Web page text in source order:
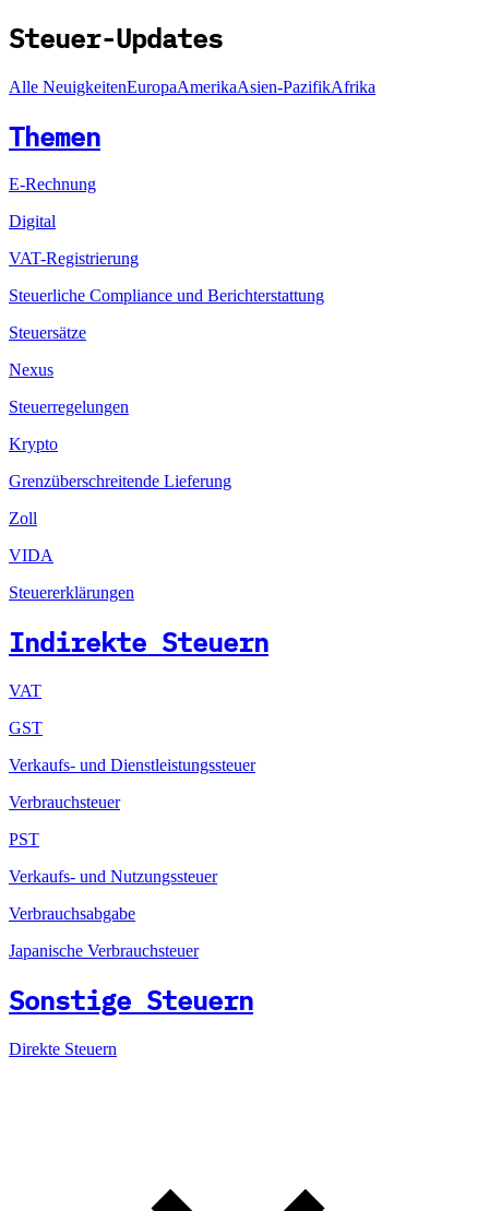
Steuer-Updates
Alle NeuigkeitenEuropaAmerikaAsien-PazifikAfrika
Themen
E-Rechnung
Digital
VAT-Registrierung
Steuerliche Compliance und Berichterstattung
Steuersätze
Nexus
Steuerregelungen
Krypto
Grenzüberschreitende Lieferung
Zoll
VIDA
Steuererklärungen
Indirekte Steuern
VAT
GST
Verkaufs- und Dienstleistungssteuer
Verbrauchsteuer
PST
Verkaufs- und Nutzungssteuer
Verbrauchsabgabe
Japanische Verbrauchsteuer
Sonstige Steuern
Direkte Steuern